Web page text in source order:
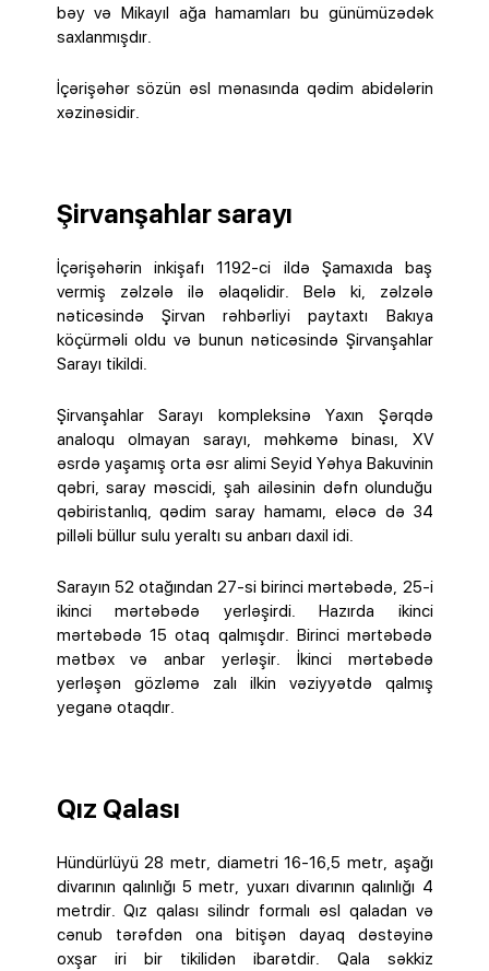
bəy və Mikayıl ağa hamamları bu günümüzədək
saxlanmışdır.
İçərişəhər sözün əsl mənasında qədim abidələrin
xəzinəsidir.
Şirvanşahlar sarayı
İçərişəhərin inkişafı 1192-ci ildə Şamaxıda baş
vermiş zəlzələ ilə əlaqəlidir. Belə ki, zəlzələ
nəticəsində Şirvan rəhbərliyi paytaxtı Bakıya
köçürməli oldu və bunun nəticəsində Şirvanşahlar
Sarayı tikildi.
Şirvanşahlar Sarayı kompleksinə Yaxın Şərqdə
analoqu olmayan sarayı, məhkəmə binası, XV
əsrdə yaşamış orta əsr alimi Seyid Yəhya Bakuvinin
qəbri, saray məscidi, şah ailəsinin dəfn olunduğu
qəbiristanlıq, qədim saray hamamı, eləcə də 34
pilləli büllur sulu yeraltı su anbarı daxil idi.
Sarayın 52 otağından 27-si birinci mərtəbədə, 25-i
ikinci mərtəbədə yerləşirdi. Hazırda ikinci
mərtəbədə 15 otaq qalmışdır. Birinci mərtəbədə
mətbəx və anbar yerləşir. İkinci mərtəbədə
yerləşən gözləmə zalı ilkin vəziyyətdə qalmış
yeganə otaqdır.
Qız Qalası
Hündürlüyü 28 metr, diametri 16-16,5 metr, aşağı
divarının qalınlığı 5 metr, yuxarı divarının qalınlığı 4
metrdir. Qız qalası silindr formalı əsl qaladan və
cənub tərəfdən ona bitişən dayaq dəstəyinə
oxşar iri bir tikilidən ibarətdir. Qala səkkiz